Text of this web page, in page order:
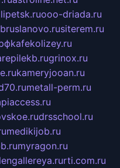
ooo-driada.ru
bruslanovo.rusiterem.ru
kafekolizey.ru
grinox.ru
kameryjooan.ru
metall-perm.ru
drsschool.ru
medikijob.ru
myragon.ru
rti.com.ru